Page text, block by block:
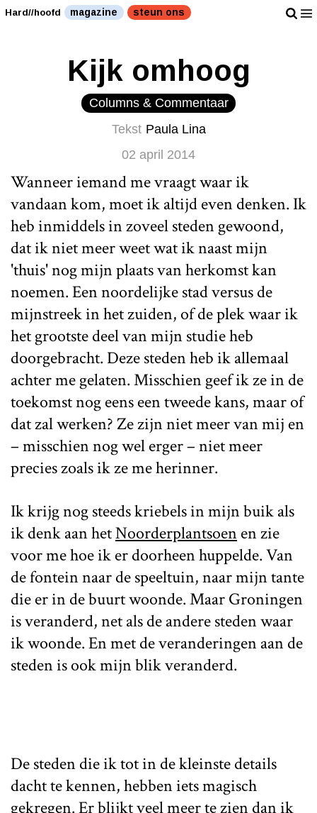
Hard//hoofd magazine steun ons
Kijk omhoog
Columns & Commentaar
Tekst Paula Lina
02 april 2014
Wanneer iemand me vraagt waar ik
vandaan kom, moet ik altijd even denken. Ik
heb inmiddels in zoveel steden gewoond,
dat ik niet meer weet wat ik naast mijn
'thuis' nog mijn plaats van herkomst kan
noemen. Een noordelijke stad versus de
mijnstreek in het zuiden, of de plek waar ik
het grootste deel van mijn studie heb
doorgebracht. Deze steden heb ik allemaal
achter me gelaten. Misschien geef ik ze in de
toekomst nog eens een tweede kans, maar of
dat zal werken? Ze zijn niet meer van mij en
– misschien nog wel erger – niet meer
precies zoals ik ze me herinner.
Ik krijg nog steeds kriebels in mijn buik als
ik denk aan hetNoorderplantsoenen zie
voor me hoe ik er doorheen huppelde. Van
de fontein naar de speeltuin, naar mijn tante
die er in de buurt woonde. Maar Groningen
is veranderd, net als de andere steden waar
ik woonde. En met de veranderingen aan de
steden is ook mijn blik veranderd.
De steden die ik tot in de kleinste details
dacht te kennen, hebben iets magisch
gekregen. Er blijkt veel meer te zien dan ik